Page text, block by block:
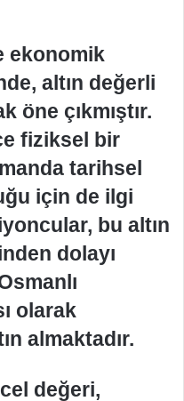
ekonomik
altın değerli
öne çıkmıştır.
fiziksel bir
tarihsel
için de ilgi
bu altın
dolayı
olarak
almaktadır.
değeri,